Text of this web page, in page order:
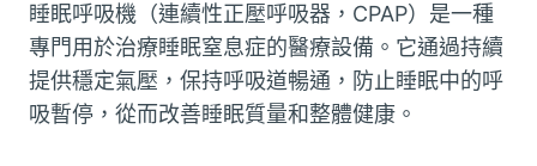
睡眠呼吸機（連續性正壓呼吸器，CPAP）是一種
專門用於治療睡眠窒息症的醫療設備。它通過持續
提供穩定氣壓，保持呼吸道暢通，防止睡眠中的呼
吸暫停，從而改善睡眠質量和整體健康。